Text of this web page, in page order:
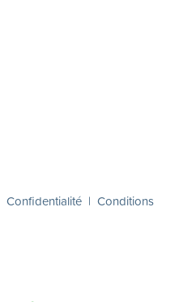
Confidentialité | Conditions